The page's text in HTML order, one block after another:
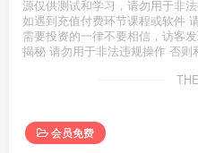
源仅供测试和学习，请勿用于非
如遇到充值付费环节课程或软件
需要投资的一律不要相信，访客
揭秘 请勿用于非法违规操作 否则
会员免费